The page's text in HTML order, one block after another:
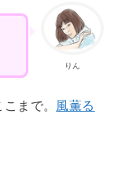
りん
まで。 風薫る